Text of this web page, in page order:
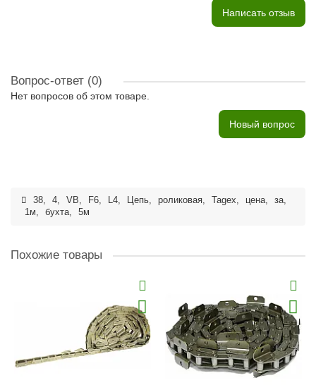
Написать отзыв
Вопрос-ответ (0)
Нет вопросов об этом товаре.
Новый вопрос
38, 4, VB, F6, L4, Цепь, роликовая, Tagex, цена, за,
1м, бухта, 5м
Похожие товары